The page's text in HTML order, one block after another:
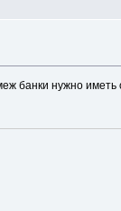
банки нужно